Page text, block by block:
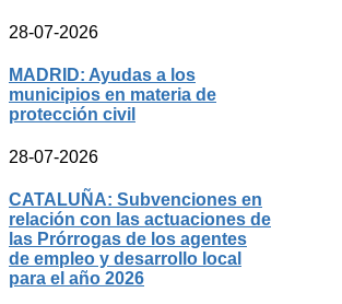
28-07-2026
MADRID: Ayudas a los
municipios en materia de
protección civil
28-07-2026
CATALUÑA: Subvenciones en
relación con las actuaciones de
las Prórrogas de los agentes
de empleo y desarrollo local
para el año 2026